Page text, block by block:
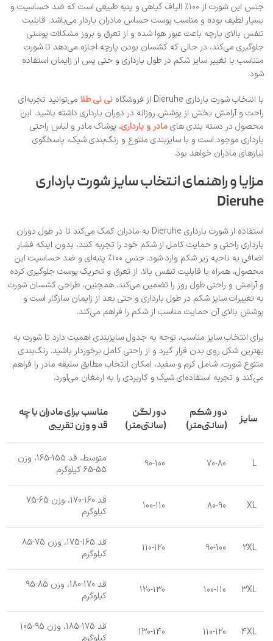
جنس این شورت از ۱۰۰٪ الیاف گیاهی و پنبه طبیعی است که ضد حساسیت و
بسیار لطیف بوده و مناسب پوست حساس مادران باردار می‌باشد. قابلیت
تنفس بالای پارچه باعث عبور هوا شده و از تعرق و بروز مشکلات پوستی
جلوگیری می‌کند، در حالی که کشسان بودن پارچه اجازه می‌دهد تا شورت
متناسب با تغییر سایز شکم در طول بارداری و حتی پس از زایمان استفاده
شود.
با انتخاب شورت بارداری Dieruhe از فروشگاه
نی‌ نی طلا می‌توانید تجربه‌ای
راحت و آرامش‌ بخش از پوشش روزانه در دوران بارداری داشته باشید. این
محصول در دسته‌ بندی‌ هایمادر و بارداری، پوشاک مادر و لباس راحتی
بارداری موجود است و با سایزبندی متنوع و رنگ‌بندی شیک، پاسخگوی
نیازهای مادران خواهد بود.
مزایا و راهنمای انتخاب سایز شورت بارداری
Dieruhe
استفاده از شورت بارداری Dieruhe به مادران کمک می‌کند تا در طول دوران
بارداری راحتی و حمایت کامل از شکم خود را تجربه کنند، بدون اینکه فشار
اضافی به ناحیه زیر شکم وارد شود. جنس ۱۰۰٪ پنبه‌ای و ضد حساسیت این
محصول، همراه با قابلیت تنفس بالا، از تعرق و تحریک پوست جلوگیری کرده
و آرامش و راحتی طول روز را تضمین می‌کند. همچنین، طراحی کشسان شورت
به تغییرات سایز شکم در طول بارداری و حتی بعد از زایمان سازگار است و
پوشش بالای آن حمایت مناسب از شکم را فراهم می‌کند.
برای انتخاب سایز مناسب، توجه به جدول سایزبندی اهمیت دارد تا شورت به
بهترین شکل روی بدن قرار گیرد و از راحتی کامل برخوردار باشید. رنگ‌بندی
متنوع شورت، شامل کرم و سفید، امکان انتخاب مطابق سلیقه مادر را فراهم
می‌کند و تجربه استفاده‌ای شیک و کاربردی را به ارمغان می‌آورد.
سایز
دور شکم
(سانتی‌متر)
دور لگن
(سانتی‌متر)
مناسب برای مادران با چه
قد و وزن تقریبی
L
70-80
90-100
متوسط، قد 155-165، وزن
55-65 کیلوگرم
XL
80-90
100-110
قد 160-170، وزن 65-75
کیلوگرم
2XL
90-100
110-120
قد 165-175، وزن 75-85
کیلوگرم
3XL
100-110
120-130
قد 170-180، وزن 85-95
کیلوگرم
4XL
110-120
130-140
قد 175-185، وزن 95-105